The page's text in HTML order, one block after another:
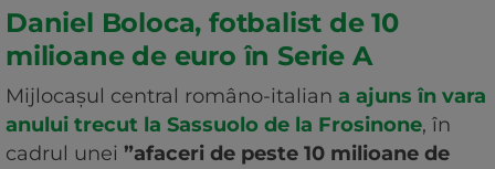
Daniel Boloca, fotbalist de 10
milioane de euro în Serie A
Mijlocașul central româno-italian a ajuns în vara
anului trecut la Sassuolo de la Frosinone, în
cadrul unei ”afaceri de peste 10 milioane de